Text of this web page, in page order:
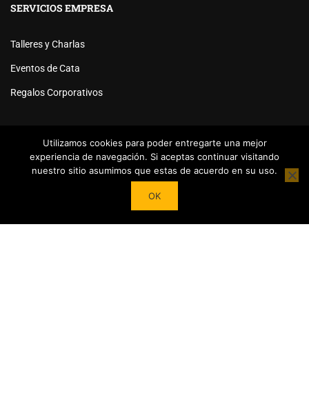
SERVICIOS EMPRESA
Talleres y Charlas
Eventos de Cata
Regalos Corporativos
Powered byTea Institute Latinoamérica ® 2026. Todos Los
Utilizamos cookies para poder entregarte una mejor
experiencia de navegación. Si aceptas continuar visitando
nuestro sitio asumimos que estas de acuerdo en su uso.
OK